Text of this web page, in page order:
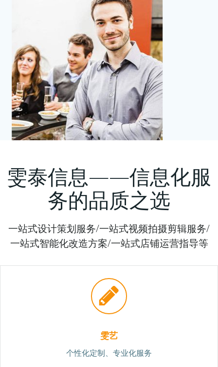
雯泰信息——信息化服
务的品质之选
一站式设计策划服务/一站式视频拍摄剪辑服务/
一站式智能化改造方案/一站式店铺运营指导等
雯艺
个性化定制、专业化服务